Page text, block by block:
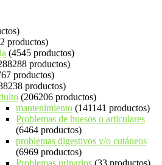
productos
4545 productos
288 productos
67 productos
238 productos
206206 productos
mantenimiento 141141 productos
Problemas de huesos o articulares
6464 productos
problemas digestivos y/o cutáneos
6969 productos
Problemas urinarios 33 productos